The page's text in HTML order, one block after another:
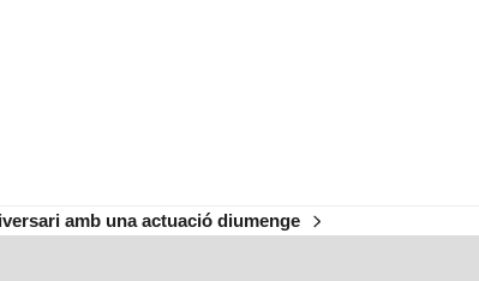
amb una actuació diumenge